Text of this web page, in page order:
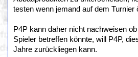
testen wenn jemand auf dem
P4P kann daher nicht nachweisen
Spieler betreffen könnte, will P4P,
Jahre zurückliegen kann.